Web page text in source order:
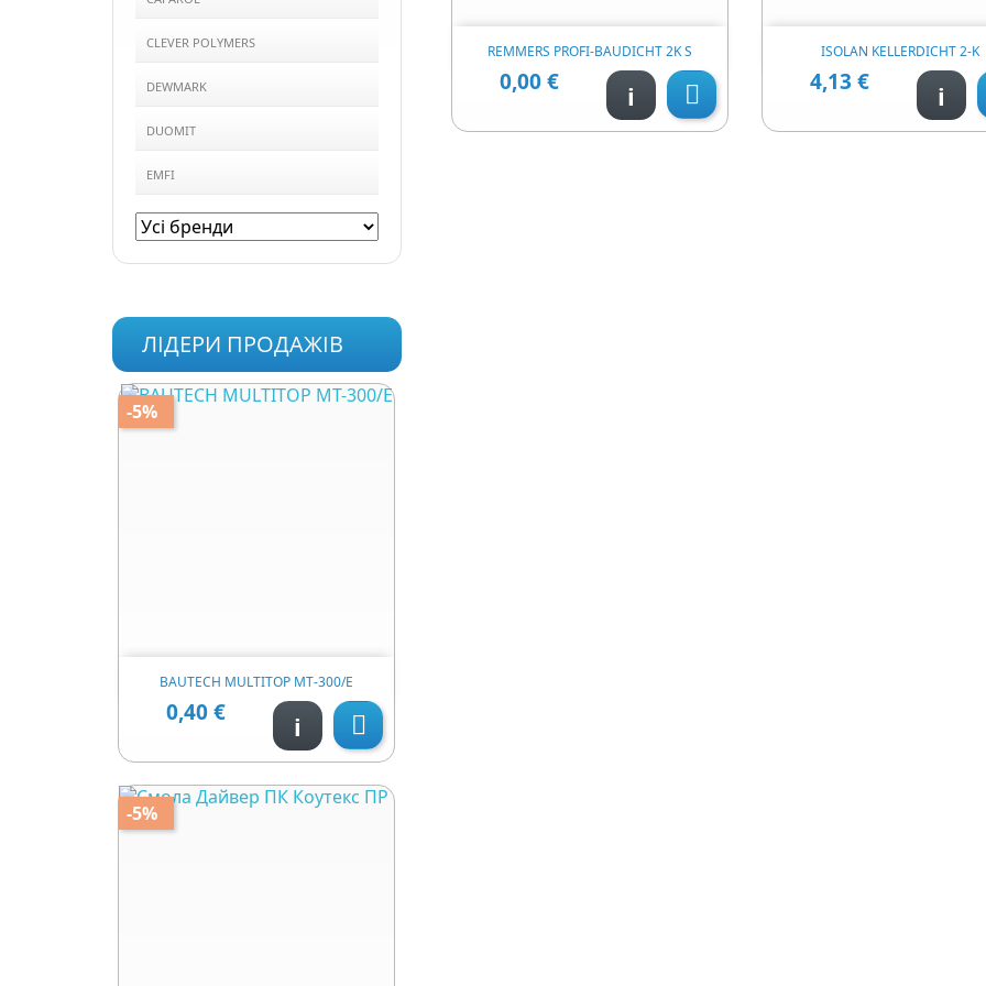
CLEVER POLYMERS
DEWMARK
DUOMIT
EMFI
ЛІДЕРИ ПРОДАЖІВ
BAUTECH MULTITOP MT-300/Е
Ціна
0,40 € 
i
-5%
 Швидкий перегляд
-5%
REMMERS PROFI-BAUDICHT 2K S
Ціна
0,00 € 
i
 Швидкий перегляд ISOLAN KELLERDICHT 2-K
Ціна
4,13 € i
 Швидкий перегляд